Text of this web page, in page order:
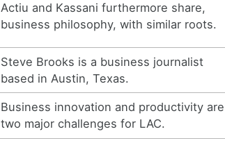
Actiu and Kassani furthermore share,
business philosophy, with similar roots.
Steve Brooks is a business journalist
based in Austin, Texas.
Business innovation and productivity are
two major challenges for LAC.